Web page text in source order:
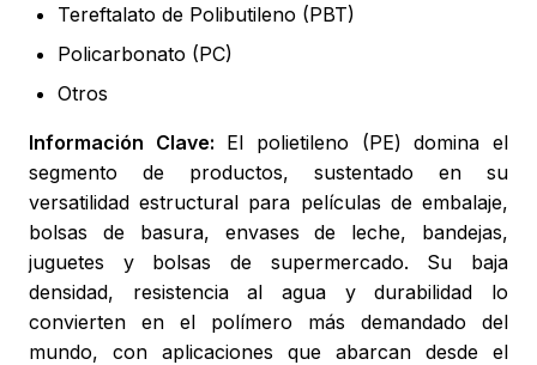
Tereftalato de Polibutileno (PBT)
Policarbonato (PC)
Otros
Información Clave: El polietileno (PE) domina el
segmento de productos, sustentado en su
versatilidad estructural para películas de embalaje,
bolsas de basura, envases de leche, bandejas,
juguetes y bolsas de supermercado. Su baja
densidad, resistencia al agua y durabilidad lo
convierten en el polímero más demandado del
mundo, con aplicaciones que abarcan desde el